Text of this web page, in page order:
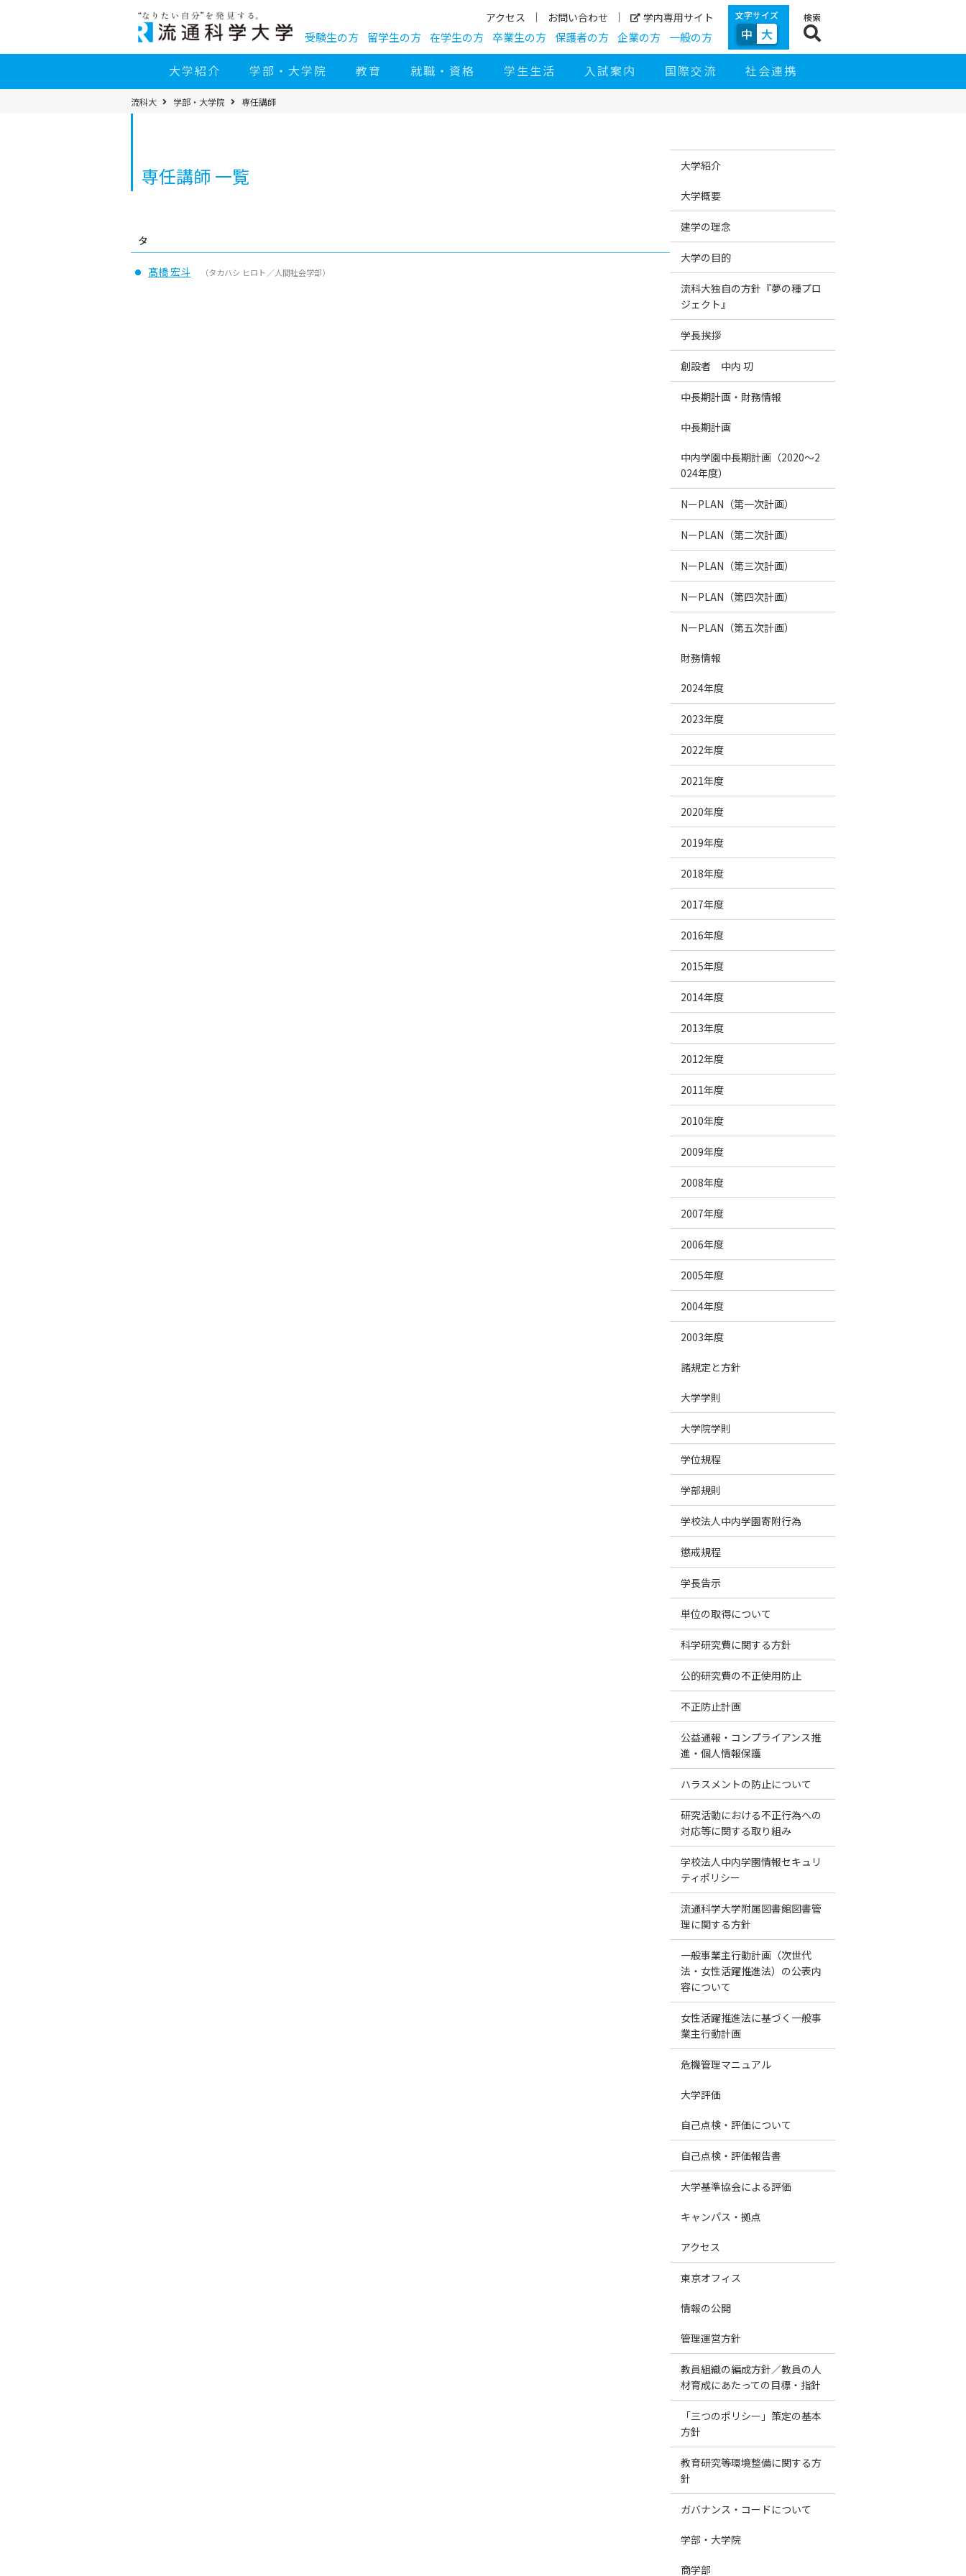
へ
アクセス お問い合わせ 学内専用サイト
受験生の方 留学生の方 在学生の方 卒業生の方 保護者の方 企業の方 一般の方
文字サイズ
中 大
検索
大学紹介 学部・大学院 教育 就職・資格 学生生活 入試案内 国際交流 社会連携
パ
ン
流科大 学部・大学院 専任講師
専任講師 一覧
タ
髙橋 宏斗 （タカハシ ヒロト／人間社会学部）
サ
ー
ン
サ
大学紹介
大学概要
建学の理念
大学の目的
流科大独自の方針『夢の種プロ
ジェクト』
学長挨拶
創設者 中内 㓛
中長期計画・財務情報
中長期計画
中内学園中長期計画（2020～2
024年度）
NーPLAN（第一次計画）
NーPLAN（第二次計画）
NーPLAN（第三次計画）
NーPLAN（第四次計画）
NーPLAN（第五次計画）
財務情報
2024年度
2023年度
2022年度
2021年度
2020年度
2019年度
2018年度
2017年度
2016年度
2015年度
2014年度
2013年度
2012年度
2011年度
2010年度
2009年度
2008年度
2007年度
2006年度
2005年度
2004年度
2003年度
諸規定と方針
大学学則
大学院学則
学位規程
学部規則
学校法人中内学園寄附行為
懲戒規程
学長告示
単位の取得について
科学研究費に関する方針
公的研究費の不正使用防止
不正防止計画
公益通報・コンプライアンス推
進・個人情報保護
ハラスメントの防止について
研究活動における不正行為への
対応等に関する取り組み
学校法人中内学園情報セキュリ
ティポリシー
流通科学大学附属図書館図書管
理に関する方針
一般事業主行動計画（次世代
法・女性活躍推進法）の公表内
容について
女性活躍推進法に基づく一般事
業主行動計画
危機管理マニュアル
大学評価
自己点検・評価について
自己点検・評価報告書
大学基準協会による評価
キャンパス・拠点
アクセス
東京オフィス
情報の公開
管理運営方針
教員組織の編成方針／教員の人
材育成にあたっての目標・指針
「三つのポリシー」策定の基本
方針
教育研究等環境整備に関する方
針
ガバナンス・コードについて
学部・大学院
商学部